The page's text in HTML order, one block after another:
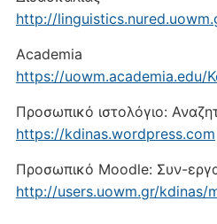
http://
Academia
https://uowm.academia.edu/
Προσωπικό ιστολόγιο:
https://kdinas.wordpress.com
Προσωπικό Moodle: Συν-
http://users.uowm.gr/kdinas/